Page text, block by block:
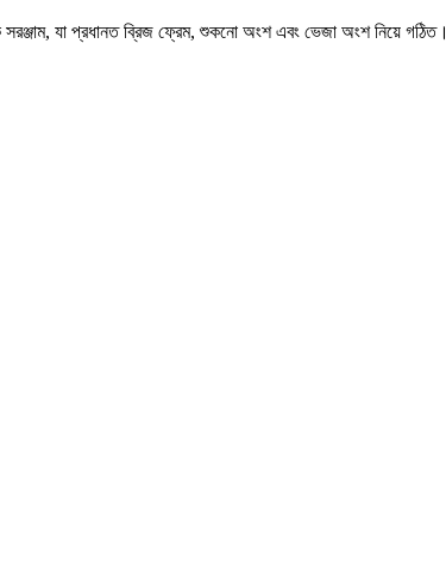
যা প্রধানত ব্রিজ ফ্রেম, শুকনো অংশ এবং ভেজা অংশ নিয়ে গঠিত।